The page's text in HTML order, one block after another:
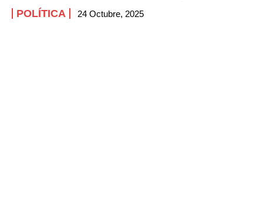
POLÍTICA 24 Octubre, 2025